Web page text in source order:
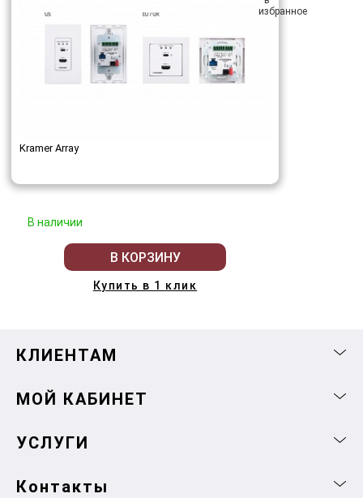
Kramer Array
В наличии
В КОРЗИНУ
Купить в 1 клик
КЛИЕНТАМ
МОЙ КАБИНЕТ
УСЛУГИ
Контакты